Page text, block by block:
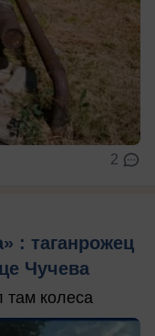
2
: таганрожец
Чучева
колеса